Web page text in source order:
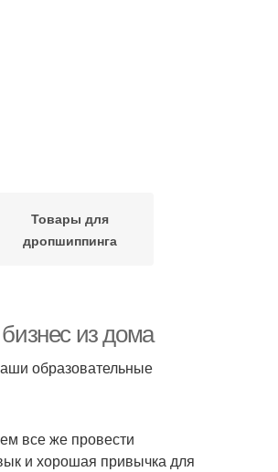
Товары для
дропшиппинга
из дома
образовательные
все же провести
и хорошая привычка для